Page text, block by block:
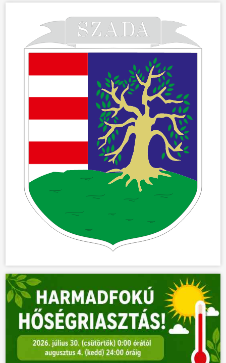
ÖNKORMÁNYZAT
ÜGYINTÉZÉS
KÖZÖSSÉG
HÍREK
VÁLASZTÁSOK